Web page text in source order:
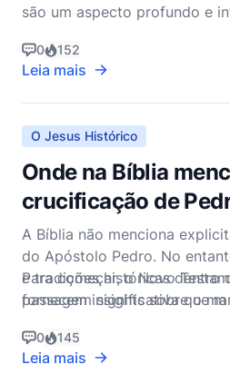
são um aspecto profundo e
profundo entendimento da
longo dos Evangelhos, vemos
com uma ampla gama de
discípulos e seguidores
0 152
Leia mais
O Jesus Histórico
Onde na Bíblia
crucificação de
A Bíblia não menciona
do Apóstolo Pedro. No
e tradições históricas dentro
fornecem insights sobre o
Para começar, o Novo
passagem significativa que m
0 145
Leia mais